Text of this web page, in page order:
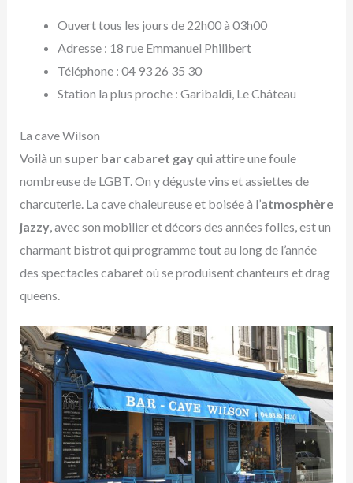
Ouvert tous les jours de 22h00 à 03h00
Adresse : 18 rue Emmanuel Philibert
Téléphone : 04 93 26 35 30
Station la plus proche : Garibaldi, Le Château
La cave Wilson
Voilà un super bar cabaret gayqui attire une foule
nombreuse de LGBT. On y déguste vins et assiettes de
charcuterie. La cave chaleureuse et boisée à l’atmosphère
jazzy, avec son mobilier et décors des années folles, est un
charmant bistrot qui programme tout au long de l’année
des spectacles cabaret où se produisent chanteurs et drag
queens.